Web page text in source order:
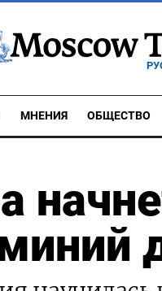
МНЕНИЯ ОБЩЕСТВО